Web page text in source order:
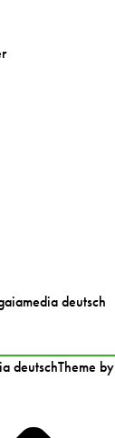
deutsch
deutschTheme by